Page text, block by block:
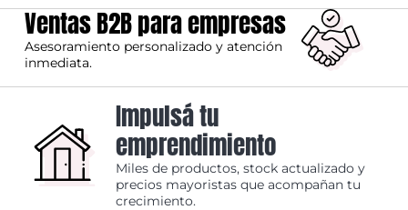
Ventas B2B para empresas
Asesoramiento personalizado y atención
inmediata.
Impulsá tu
emprendimiento
Miles de productos, stock actualizado y
precios mayoristas que acompañan tu
crecimiento.